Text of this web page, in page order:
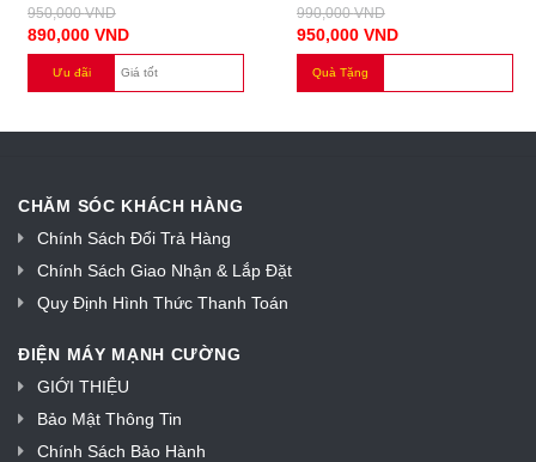
950,000VND
890,000 VND
Ưu đãi Giá tốt
990,000VND
950,000 VND
Quà Tặng
CHĂM SÓC KHÁCH HÀNG
Chính Sách Đổi Trả Hàng
Chính Sách Giao Nhận & Lắp Đặt
Quy Định Hình Thức Thanh Toán
ĐIỆN MÁY MẠNH CƯỜNG
GIỚI THIỆU
Bảo Mật Thông Tin
Chính Sách Bảo Hành